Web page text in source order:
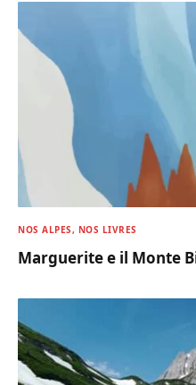
NOS ALPES, NOS LIVRES
Marguerite e il Monte